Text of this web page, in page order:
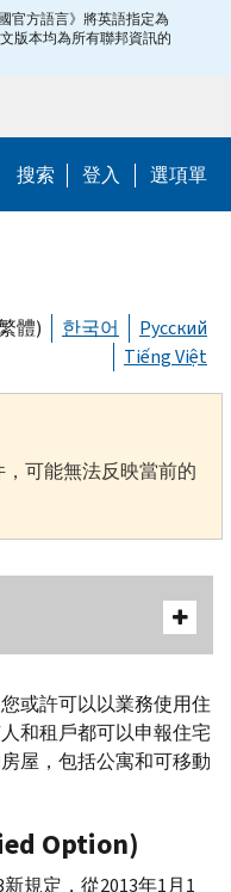
官方語言》將英語指定為
版本均為所有聯邦資訊的
搜索 登入 選項單
體) 한국어
Русский
Tiếng Việt
可能無法反映當前的
或許可以以業務使用住
和租戶都可以申報住宅
屋，包括公寓和可移動
Option)
新規定，從2013年1月1